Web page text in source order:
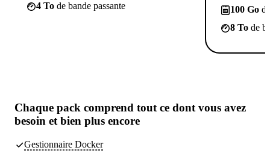
4 To de bande passante
100 Go
8 To de
Chaque pack comprend tout ce dont vous avez
besoin et bien plus encore
Gestionnaire Docker